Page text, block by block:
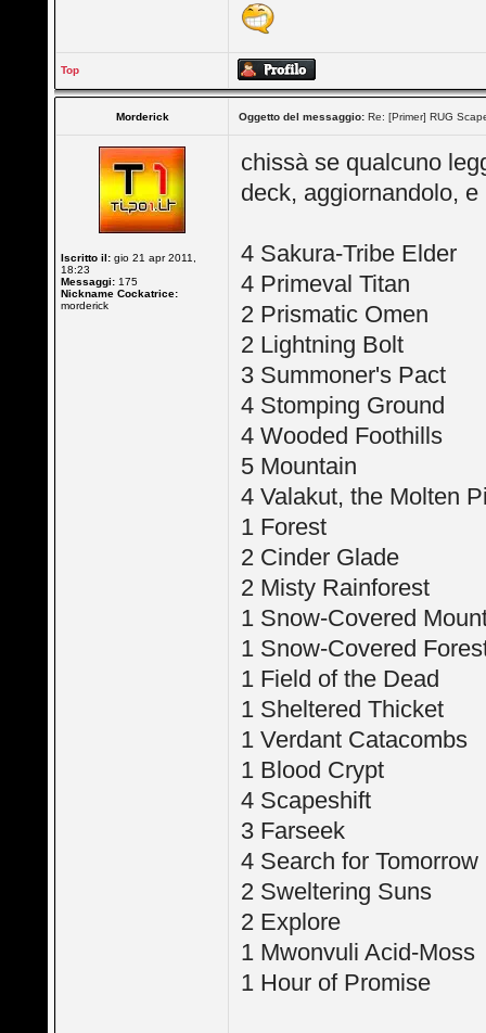
Top
Morderick Oggetto del messaggio: Re: [Primer] RUG
Iscritto il: gio 21 apr 2011,
18:23
Messaggi: 175
Nickname Cockatrice:
morderick
chissà se qualcuno
deck, aggiornandolo,
4 Sakura-Tribe Elder
4 Primeval Titan
2 Prismatic Omen
2 Lightning Bolt
3 Summoner's Pact
4 Stomping Ground
4 Wooded Foothills
5 Mountain
4 Valakut, the Molten
1 Forest
2 Cinder Glade
2 Misty Rainforest
1 Snow-Covered
1 Snow-Covered
1 Field of the Dead
1 Sheltered Thicket
1 Verdant Catacombs
1 Blood Crypt
4 Scapeshift
3 Farseek
4 Search for Tomorrow
2 Sweltering Suns
2 Explore
1 Mwonvuli Acid-Moss
1 Hour of Promise